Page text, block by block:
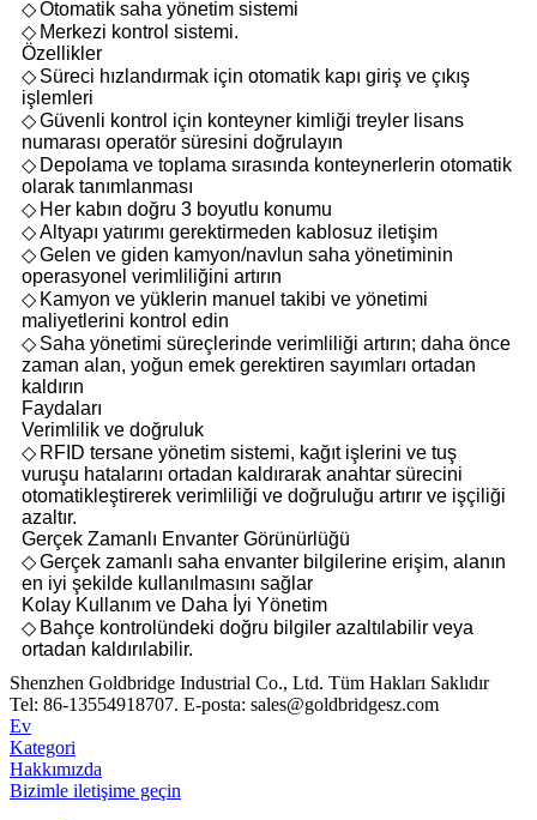
◇Otomatik saha yönetim sistemi
◇ Merkezi kontrol sistemi.
Özellikler
◇ Süreci hızlandırmak için otomatik kapı giriş ve çıkış
işlemleri
◇Güvenli kontrol için konteyner kimliği treyler lisans
numarası operatör süresini doğrulayın
◇ Depolama ve toplama sırasında konteynerlerin otomatik
olarak tanımlanması
◇ Her kabın doğru 3 boyutlu konumu
◇Altyapı yatırımı gerektirmeden kablosuz iletişim
◇Gelen ve giden kamyon/navlun saha yönetiminin
operasyonel verimliliğini artırın
◇ Kamyon ve yüklerin manuel takibi ve yönetimi
maliyetlerini kontrol edin
◇ Saha yönetimi süreçlerinde verimliliği artırın; daha önce
zaman alan, yoğun emek gerektiren sayımları ortadan
kaldırın
Faydaları
Verimlilik ve doğruluk
◇ RFID tersane yönetim sistemi, kağıt işlerini ve tuş
vuruşu hatalarını ortadan kaldırarak anahtar sürecini
otomatikleştirerek verimliliği ve doğruluğu artırır ve işçiliği
azaltır.
Gerçek Zamanlı Envanter Görünürlüğü
◇Gerçek zamanlı saha envanter bilgilerine erişim, alanın
en iyi şekilde kullanılmasını sağlar
Kolay Kullanım ve Daha İyi Yönetim
◇ Bahçe kontrolündeki doğru bilgiler azaltılabilir veya
ortadan kaldırılabilir.
Shenzhen Goldbridge Industrial Co., Ltd. Tüm Hakları Saklıdır
Tel: 86-13554918707. E-posta: sales@goldbridgesz.com
Ev
Kategori
Hakkımızda
Bizimle iletişime geçin